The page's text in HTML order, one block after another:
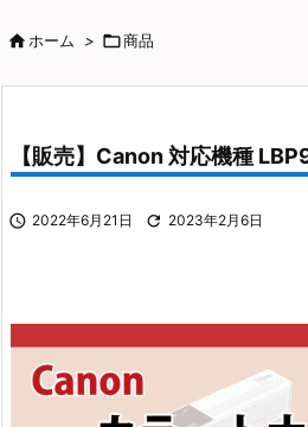
ホーム > 商品
【販売】Canon 対応機種
 2022年6月21日  2023年2月6日